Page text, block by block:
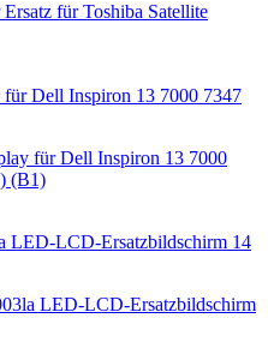
für Toshiba Satellite
für Dell Inspiron 13 7000
(B1)
LED-LCD-Ersatzbildschirm